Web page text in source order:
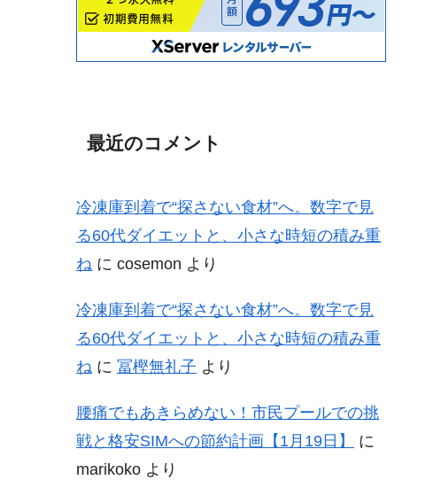
最近のコメント
冷凍庫到着で“探さない食材”へ。数字で見
る60代ダイエットと、小さな時短の積み重
ね に cosemon より
冷凍庫到着で“探さない食材”へ。数字で見
る60代ダイエットと、小さな時短の積み重
ね に 冨樫無礼子 より
腰痛でもあきらめない！市民プールでの挑
戦と格安SIMへの節約計画【1月19日】
に
marikoko より